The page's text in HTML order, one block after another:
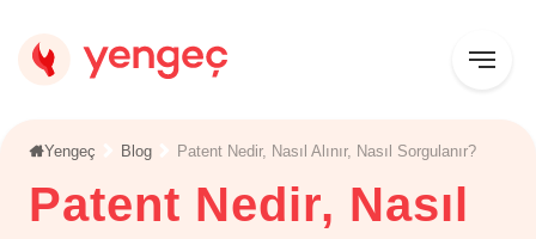
Yengeç Blog Patent Nedir, Nasıl Alınır, Nasıl Sorgulanır?
Patent Nedir, Nasıl